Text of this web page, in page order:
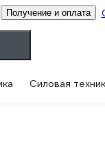
Получение и оплата
Силовая